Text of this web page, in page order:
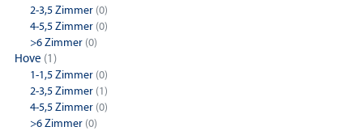
2-3,5 Zimmer (0)
4-5,5 Zimmer (0)
>6 Zimmer (0)
Hove (1)
1-1,5 Zimmer (0)
2-3,5 Zimmer (1)
4-5,5 Zimmer (0)
>6 Zimmer (0)